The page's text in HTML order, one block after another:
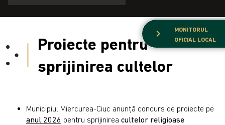
chevron_right
MONITORUL
OFICIAL LOCAL
Proiecte pentru
sprijinirea cultelor
Municipiul Miercurea-Ciuc anunţă concurs de proiecte pe
anul 2026 pentru sprijinirea cultelor religioase